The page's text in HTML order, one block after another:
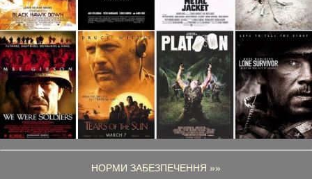
НОРМИ ЗАБЕЗПЕЧЕННЯ »»